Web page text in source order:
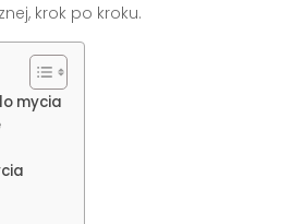
krok po kroku.
mycia